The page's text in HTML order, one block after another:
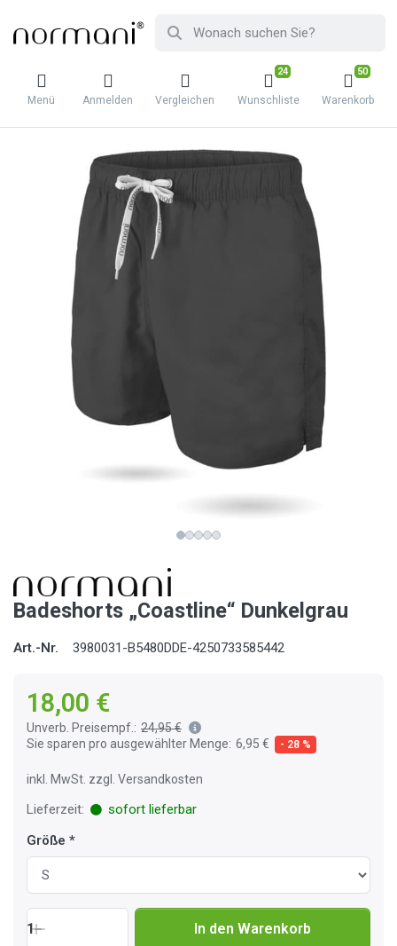
Menü Anmelden Vergleichen
24
Wunschliste
50
Warenkorb
Badeshorts „Coastline“ Dunkelgrau
Art.-Nr. 3980031-B5480DDE-4250733585442
18,00 €
Unverb. Preisempf.: 24,95 €
Sie sparen pro ausgewählter Menge: 6,95 € - 28 %
inkl. MwSt. zzgl. Versandkosten
Lieferzeit:
sofort lieferbar
Größe
1 In den Warenkorb